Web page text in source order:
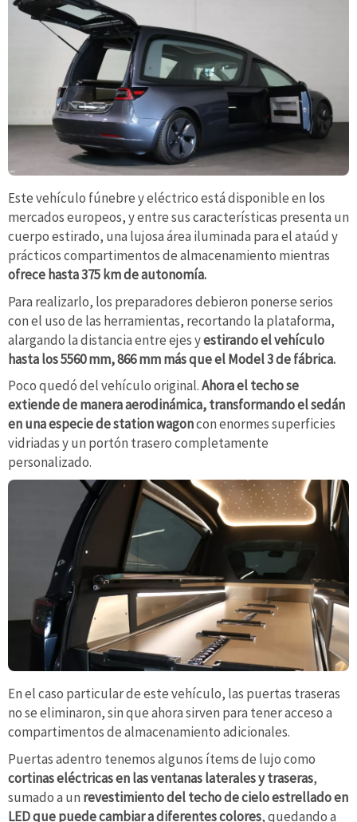
Este vehículo fúnebre y eléctrico está disponible en los
mercados europeos, y entre sus características presenta un
cuerpo estirado, una lujosa área iluminada para el ataúd y
prácticos compartimentos de almacenamiento mientras
ofrece hasta 375 km de autonomía.
Para realizarlo, los preparadores debieron ponerse serios
con el uso de las herramientas, recortando la plataforma,
alargando la distancia entre ejes yestirando el vehículo
hasta los 5560 mm, 866 mm más que el Model 3 de fábrica.
Poco quedó del vehículo original.Ahora el techo se
extiende de manera aerodinámica, transformando el sedán
en una especie de station wagoncon enormes superficies
vidriadas y un portón trasero completamente
personalizado.
En el caso particular de este vehículo, las puertas traseras
no se eliminaron, sin que ahora sirven para tener acceso a
compartimentos de almacenamiento adicionales.
Puertas adentro tenemos algunos ítems de lujo como
cortinas eléctricas en las ventanas laterales y traseras,
sumado a un revestimiento del techo de cielo estrellado en
LED que puede cambiar a diferentes colores, quedando a